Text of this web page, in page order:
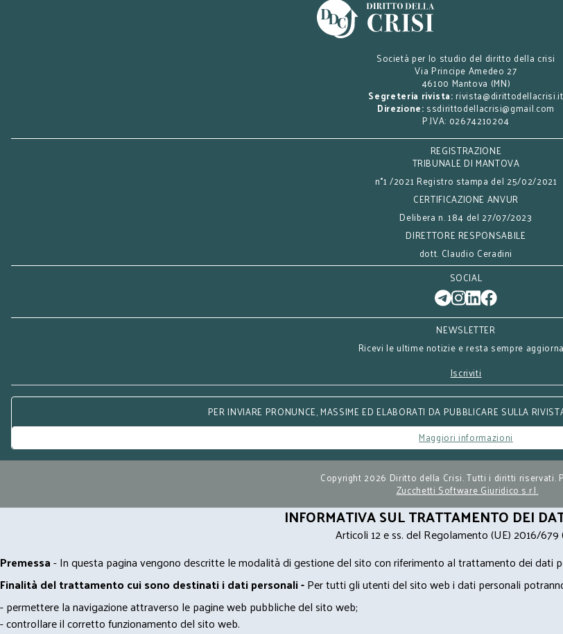
Società per lo studio del diritto della crisi
Via Principe Amedeo 27
46100 Mantova (MN)
Segreteria rivista: rivista@dirittodellacrisi.it
Direzione: ssdirittodellacrisi@gmail.com
P.IVA: 02674210204
REGISTRAZIONE
TRIBUNALE DI MANTOVA
n°1 /2021 Registro stampa del 25/02/2021
CERTIFICAZIONE ANVUR
Delibera n. 184 del 27/07/2023
DIRETTORE RESPONSABILE
dott. Claudio Ceradini
SOCIAL
NEWSLETTER
Ricevi le ultime notizie e resta sempre
Iscriviti
PER INVIARE PRONUNCE, MASSIME ED ELABORATI DA PUBBLICARE SULLA
Maggiori informazioni
Copyright 2026 Diritto della Crisi. Tutti i diritti riservati.
Zucchetti Software Giuridico s.r.l.
INFORMATIVA SUL TRATTAMENTO DEI
Articoli 12 e ss. del Regolamento (UE) 2016/679
Premessa- In questa pagina vengono descritte le modalità di gestione del sito con riferimento al trattamento dei dati
Finalità del trattamento cui sono destinati i dati personali -Per tutti gli utenti del sito web i dati personali
- permettere la navigazione attraverso le pagine web pubbliche del sito web;
- controllare il corretto funzionamento del sito web.